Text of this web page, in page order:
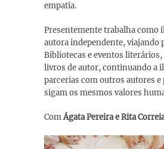
empatia.
Presentemente trabalha como
autora independente, viajando
Bibliotecas e eventos literários,
livros de autor, continuando a
parcerias com outros autores e
sigam os mesmos valores
ComÁgata Pereira e Rita